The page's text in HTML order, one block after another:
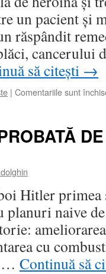
un pacient şi
răspândit
cancerului
să citești →
| Comentariile sunt
Hitler primea
naive
cu
… Continuă să